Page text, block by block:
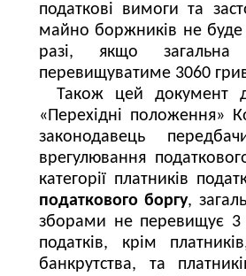
податкові вимоги та
майно боржників не буде
разі, якщо
перевищуватиме 3060
Також цей документ
«Перехідні положення»
законодавець
врегулювання
категорії платників
податкового боргу,
зборами не перевищує 3
податків, крім
банкрутства, та